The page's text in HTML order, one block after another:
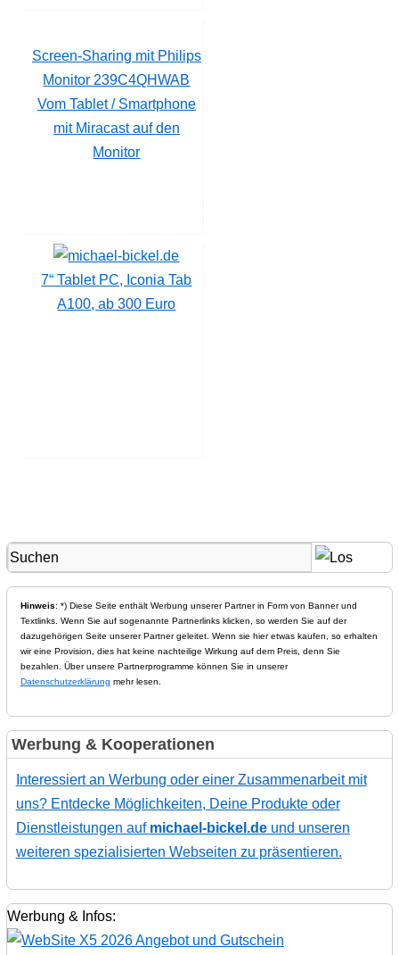
Screen-Sharing mit Philips
Monitor 239C4QHWAB
Vom Tablet / Smartphone
mit Miracast auf den
Monitor
7“ Tablet PC, Iconia Tab
A100, ab 300 Euro
Hinweis: *) Diese Seite enthält Werbung unserer Partner in Form von Banner und
Textlinks. Wenn Sie auf sogenannte Partnerlinks klicken, so werden Sie auf der
dazugehörigen Seite unserer Partner geleitet. Wenn sie hier etwas kaufen, so erhalten
wir eine Provision, dies hat keine nachteilige Wirkung auf dem Preis, denn Sie
bezahlen. Über unsere Partnerprogramme können Sie in unserer
Datenschutzerklärung mehr lesen.
Werbung & Kooperationen
Interessiert an Werbung oder einer Zusammenarbeit mit
uns? Entdecke Möglichkeiten, Deine Produkte oder
Dienstleistungen auf michael-bickel.deund unseren
weiteren spezialisierten Webseiten zu präsentieren.
Werbung & Infos: